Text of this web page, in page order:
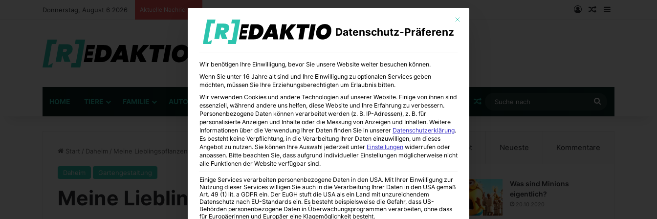
Donnerstag, August 6 2026 Aktuelle Nachrichten AnmeldenZufälliger
HOME TIERE FAMILIE AUTO BÜCHER BILDUNG KUNST Zufälliger Artikel
nach
Start / Daheim / Meine Lieblingspflanzen im Garten
Daheim Gartengestaltung
Meine Lieblingspflanzen im Garten
Beliebt Neueste Kommentare
Was sind Minions
eigentlich?
20.10.2020
Mit diesem Button wird der Dialog geschlossen. Seine Funktionalität ist
Datenschutz-Präferenz
Wir benötigen Ihre Einwilligung, bevor Sie unsere Website weiter besuchen können.
Wenn Sie unter 16 Jahre alt sind und Ihre Einwilligung zu optionalen Services geben
möchten, müssen Sie Ihre Erziehungsberechtigten um Erlaubnis bitten.
Wir verwenden Cookies und andere Technologien auf unserer Website. Einige von ihnen sind
essenziell, während andere uns helfen, diese Website und Ihre Erfahrung zu verbessern.
Personenbezogene Daten können verarbeitet werden (z. B. IP-Adressen), z. B. für
personalisierte Anzeigen und Inhalte oder die Messung von Anzeigen und Inhalten. Weitere
Informationen über die Verwendung Ihrer Daten finden Sie in unserer Datenschutzerklärung.
Es besteht keine Verpflichtung, in die Verarbeitung Ihrer Daten einzuwilligen, um dieses
Angebot zu nutzen. Sie können Ihre Auswahl jederzeit unter Einstellungen widerrufen oder
anpassen. Bitte beachten Sie, dass aufgrund individueller Einstellungen möglicherweise nicht
alle Funktionen der Website verfügbar sind.
Einige Services verarbeiten personenbezogene Daten in den USA. Mit Ihrer Einwilligung zur
Nutzung dieser Services willigen Sie auch in die Verarbeitung Ihrer Daten in den USA gemäß
Art. 49 (1) lit. a GDPR ein. Der EuGH stuft die USA als ein Land mit unzureichendem
Datenschutz nach EU-Standards ein. Es besteht beispielsweise die Gefahr, dass US-
Behörden personenbezogene Daten in Überwachungsprogrammen verarbeiten, ohne dass
für Europäerinnen und Europäer eine Klagemöglichkeit besteht.